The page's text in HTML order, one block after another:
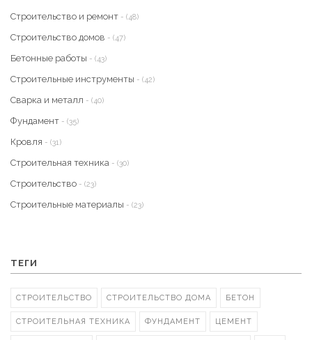
Строительство и ремонт - (48)
Строительство домов - (47)
Бетонные работы - (43)
Строительные инструменты - (42)
Сварка и металл - (40)
Фундамент - (35)
Кровля - (31)
Строительная техника - (30)
Строительство - (23)
Строительные материалы - (23)
ТЕГИ
СТРОИТЕЛЬСТВО СТРОИТЕЛЬСТВО ДОМА БЕТОН
СТРОИТЕЛЬНАЯ ТЕХНИКА ФУНДАМЕНТ ЦЕМЕНТ